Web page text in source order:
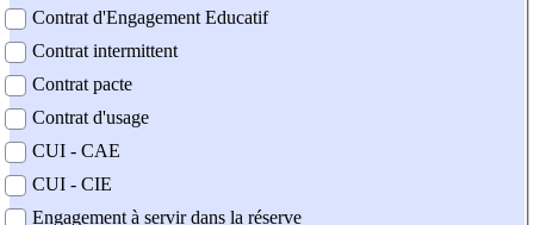
Contrat d'Engagement Educatif
Contrat intermittent
Contrat pacte
Contrat d'usage
CUI - CAE
CUI - CIE
Engagement à servir dans la réserve